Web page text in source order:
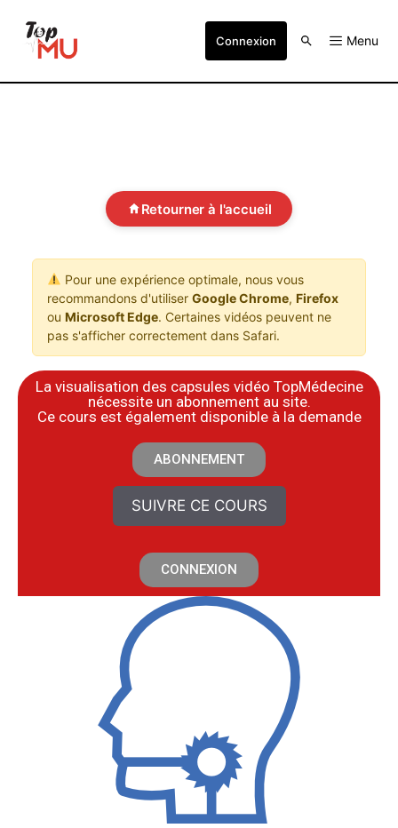
Connexion Menu
Retourner à l'accueil
Pour une expérience optimale, nous vous
recommandons d'utiliser Google Chrome, Firefox
ou Microsoft Edge. Certaines vidéos peuvent ne
pas s'afficher correctement dans Safari.
La visualisation des capsules vidéo TopMédecine
nécessite un abonnement au site.
​Ce cours est également disponible à la demande
ABONNEMENT
SUIVRE CE COURS
CONNEXION